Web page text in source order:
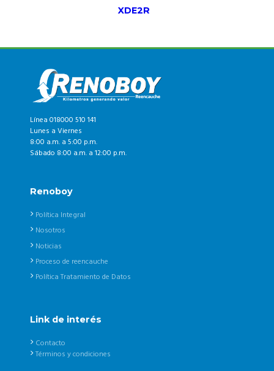
XDE2R
Línea 018000 510 141
Lunes a Viernes
8:00 a.m. a 5:00 p.m.
Sábado 8:00 a.m. a 12:00 p.m.
Renoboy
Política Integral
Nosotros
Noticias
Proceso de reencauche
Política Tratamiento de Datos
Link de interés
Contacto
Términos y condiciones